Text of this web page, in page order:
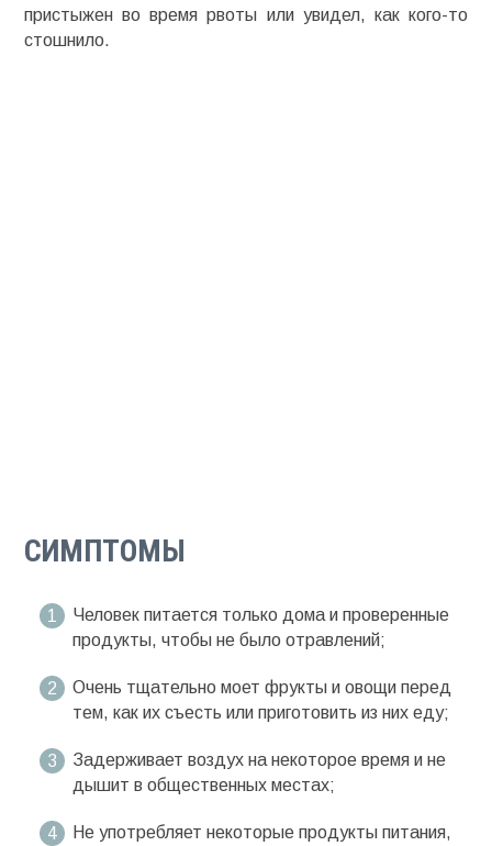
пристыжен во время рвоты или увидел, как кого-то
стошнило.
СИМПТОМЫ
Человек питается только дома и проверенные
продукты, чтобы не было отравлений;
Очень тщательно моет фрукты и овощи перед
тем, как их съесть или приготовить из них еду;
Задерживает воздух на некоторое время и не
дышит в общественных местах;
Не употребляет некоторые продукты питания,